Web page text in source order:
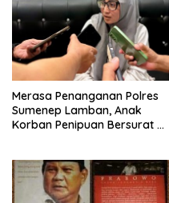
Merasa Penanganan Polres
Sumenep Lamban, Anak
Korban Penipuan Bersurat ke